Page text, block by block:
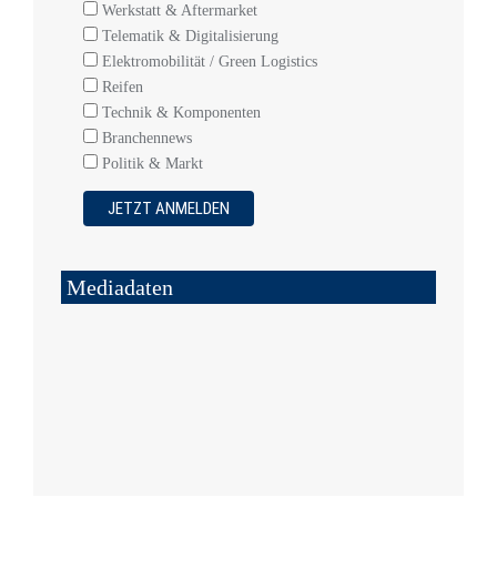
Werkstatt & Aftermarket
Telematik & Digitalisierung
Elektromobilität / Green Logistics
Reifen
Technik & Komponenten
Branchennews
Politik & Markt
Mediadaten